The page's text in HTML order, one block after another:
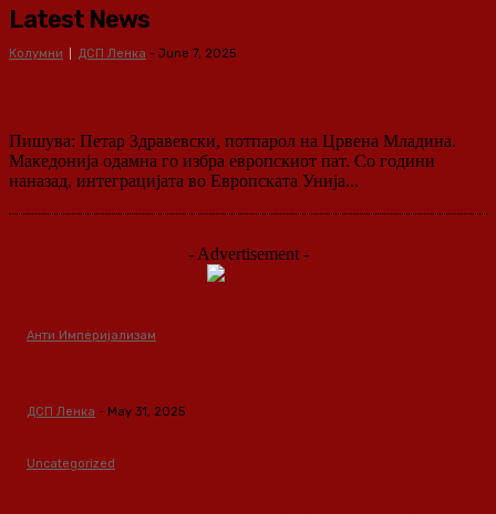
Latest News
Колумни ДСП Ленка - June 7, 2025
Пишува: Петар Здравевски, потпарол на Црвена Младина.
Македонија одамна го избра европскиот пат. Со години
наназад, интеграцијата во Европската Унија...
- Advertisement -
Анти Империјализам
ДСП Ленка - May 31, 2025
Uncategorized